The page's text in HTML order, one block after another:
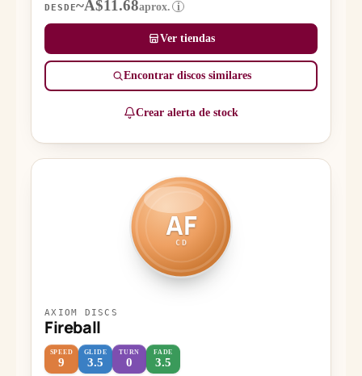
DESDE~A$11.68aprox. i
Ver tiendas
Encontrar discos similares
Crear alerta de stock
AF
CD
AXIOM DISCS
Fireball
SPEED
9
GLIDE
3.5
TURN
0
FADE
3.5